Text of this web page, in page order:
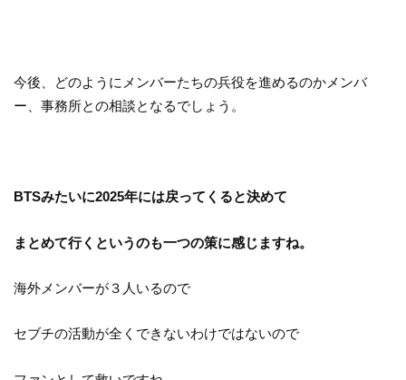
今後、どのようにメンバーたちの兵役を進めるのかメンバ
ー、事務所との相談となるでしょう。
BTSみたいに2025年には戻ってくると決めて
まとめて行くというのも一つの策に感じますね。
海外メンバーが３人いるので
セブチの活動が全くできないわけではないので